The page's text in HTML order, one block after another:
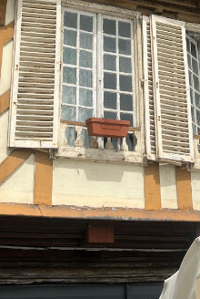
sur plusieurs
vous découvrirez un
un salon, un
lumineuse, un WC
étage accueille
bains avec WC ainsi
étage, une
un
l'ensemble.
d'un couloir et d'une
lots avec la